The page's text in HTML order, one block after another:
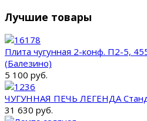
Лучшие товары
Плита чугунная 2-конф. П2-5,
(Балезино)
5 100 руб.
ЧУГУННАЯ ПЕЧЬ ЛЕГЕНДА
31 630 руб.